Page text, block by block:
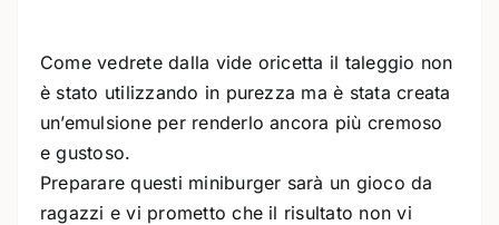
Come vedrete dalla vide oricetta il taleggio non
è stato utilizzando in purezza ma è stata creata
un’emulsione per renderlo ancora più cremoso
e gustoso.
Preparare questi miniburger sarà un gioco da
ragazzi e vi prometto che il risultato non vi